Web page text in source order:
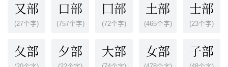
又部
(27个字)
口部
(757个字)
囗部
(72个字)
土部
(465个字)
士部
(23个字)
夂部 夕部 大部 女部 子部